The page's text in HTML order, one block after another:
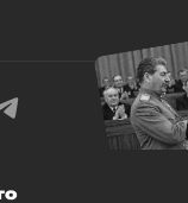
Все права защищены.